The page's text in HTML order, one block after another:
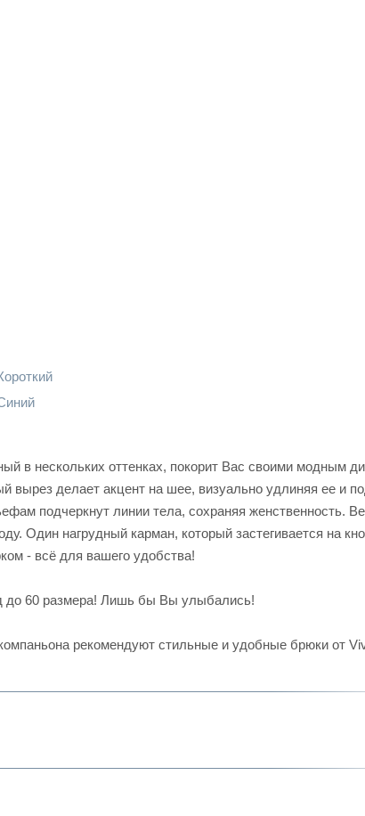
в нескольких оттенках, покорит Вас своими модным
вырез делает акцент на шее, визуально удлиняя ее и
подчеркнут линии тела, сохраняя женственность.
Один нагрудный карман, который застегивается на
- всё для вашего удобства!
до 60 размера! Лишь бы Вы улыбались!
рекомендуют стильные и удобные брюки от